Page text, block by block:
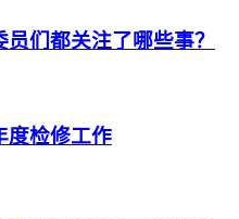
们都关注了哪些事？
度检修工作